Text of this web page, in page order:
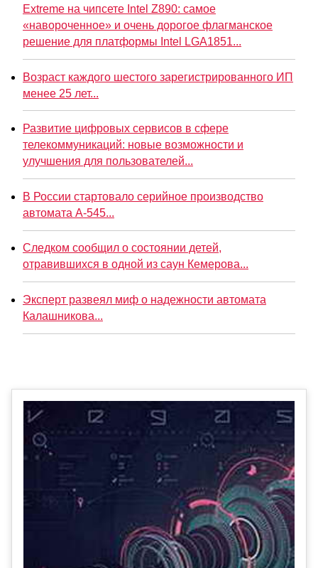
Extreme на чипсете Intel Z890: самое
«навороченное» и очень дорогое флагманское
решение для платформы Intel LGA1851...
Возраст каждого шестого зарегистрированного ИП
менее 25 лет...
Развитие цифровых сервисов в сфере
телекоммуникаций: новые возможности и
улучшения для пользователей...
В России стартовало серийное производство
автомата А-545...
Следком сообщил о состоянии детей,
отравившихся в одной из саун Кемерова...
Эксперт развеял миф о надежности автомата
Калашникова...